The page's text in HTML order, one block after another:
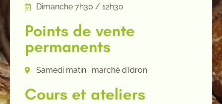
Dimanche 7h30 / 12h30
Points de vente
permanents
Samedi matin : marché d’Idron
Cours et ateliers